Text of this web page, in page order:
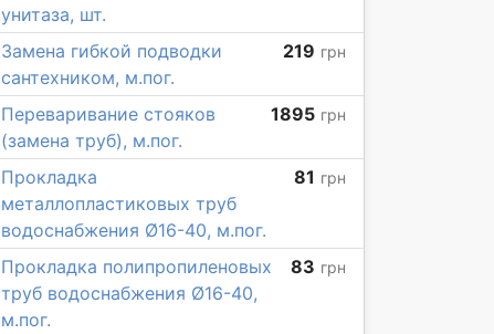
унитаза, шт.
Замена гибкой подводки
сантехником, м.пог.
219 грн
Переваривание стояков
(замена труб), м.пог.
1895 грн
Прокладка
металлопластиковых труб
водоснабжения Ø16-40, м.пог.
81 грн
Прокладка полипропиленовых
труб водоснабжения Ø16-40,
м.пог.
83 грн